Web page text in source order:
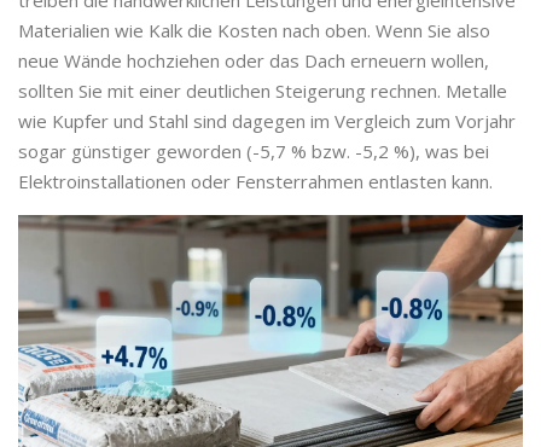
Materialien wie Kalk die Kosten nach oben. Wenn Sie also
neue Wände hochziehen oder das Dach erneuern wollen,
sollten Sie mit einer deutlichen Steigerung rechnen. Metalle
wie Kupfer und Stahl sind dagegen im Vergleich zum Vorjahr
sogar günstiger geworden (-5,7 % bzw. -5,2 %), was bei
Elektroinstallationen oder Fensterrahmen entlasten kann.